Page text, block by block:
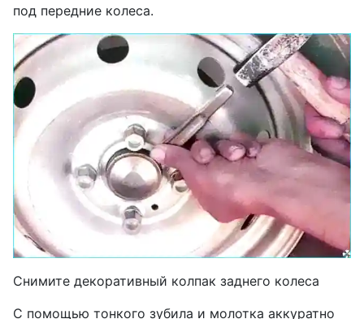
под передние колеса.
Снимите декоративный колпак заднего колеса
С помощью тонкого зубила и молотка аккуратно